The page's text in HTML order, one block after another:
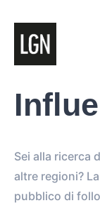
Sei alla ricerca
altre regioni?
pubblico di